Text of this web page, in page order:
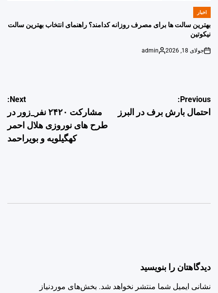
POSTED
اخبار
بهترین سالت ها برای مصرف روزانه کدامند؟ راهنمای انتخاب بهترین سالت
نیکوتین
on
جولای 18, 2026
Posted
admin
راهبری
نوشته
Previous:
احتمال بارش برف در البرز
Next:
مشارکت ۲۴۲۰ نفر_زور در
طرح های نوروزی هلال احمر
کهگیلویه و بویراحمد
دیدگاهتان را بنویسید
نشانی ایمیل شما منتشر نخواهد شد. بخش‌های موردنیاز